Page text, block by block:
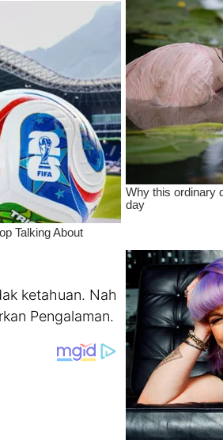
ketahuan. Nah
Pengalaman.